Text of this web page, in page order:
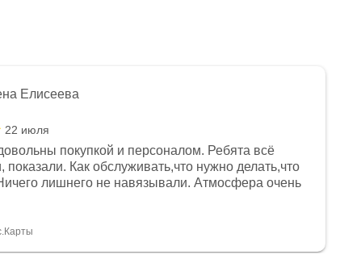
Елисеева
22 июля
покупкой и персоналом. Ребята всё
показали. Как обслуживать,что нужно делать,что
лишнего не навязывали. Атмосфера очень
Дмитрию, за клиентоориентированность и